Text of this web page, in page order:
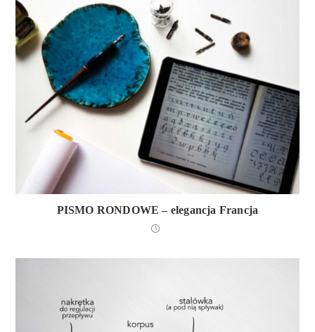
PISMO RONDOWE – elegancja Francja